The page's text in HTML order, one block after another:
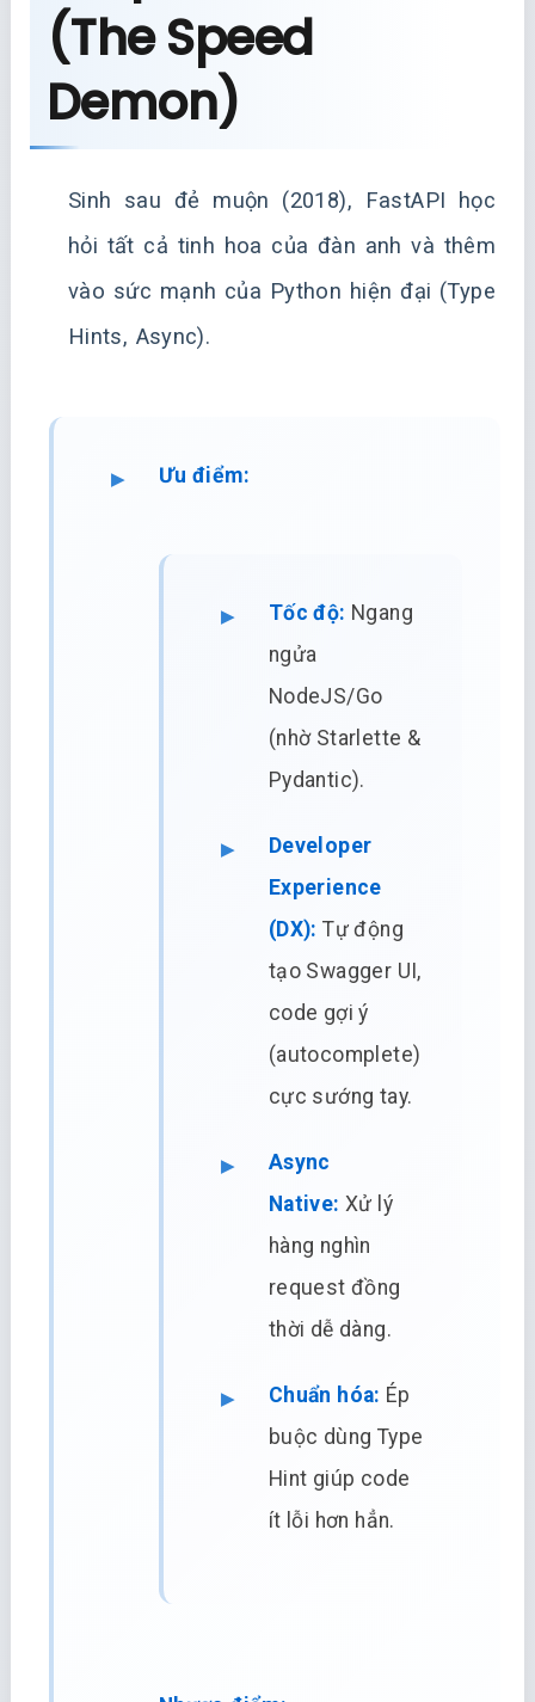
(The Speed
Demon)
Sinh sau đẻ muộn (2018), FastAPI học
hỏi tất cả tinh hoa của đàn anh và thêm
vào sức mạnh của Python hiện đại (Type
Hints, Async).
Ưu điểm:
Tốc độ: Ngang
ngửa
NodeJS/Go
(nhờ Starlette &
Pydantic).
Developer
Experience
(DX): Tự động
tạo Swagger UI,
code gợi ý
(autocomplete)
cực sướng tay.
Async
Native: Xử lý
hàng nghìn
request đồng
thời dễ dàng.
Chuẩn hóa: Ép
buộc dùng Type
Hint giúp code
ít lỗi hơn hẳn.